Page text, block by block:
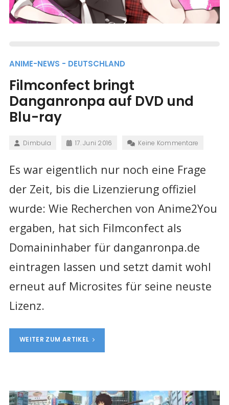
ANIME-NEWS - DEUTSCHLAND
Filmconfect bringt
Danganronpa auf DVD und
Blu-ray
Dimbula 17. Juni 2016 Keine Kommentare
Es war eigentlich nur noch eine Frage
der Zeit, bis die Lizenzierung offiziel
wurde: Wie Recherchen von Anime2You
ergaben, hat sich Filmconfect als
Domaininhaber für danganronpa.de
eintragen lassen und setzt damit wohl
erneut auf Microsites für seine neuste
Lizenz.
WEITER ZUM ARTIKEL